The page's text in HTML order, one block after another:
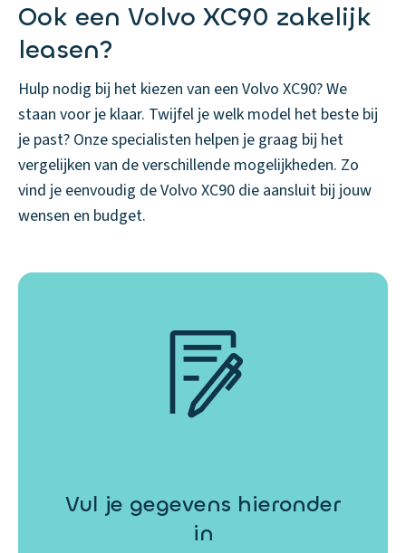
Ook een Volvo XC90 zakelijk
leasen?
Hulp nodig bij het kiezen van een Volvo XC90? We
staan voor je klaar. Twijfel je welk model het beste bij
je past? Onze specialisten helpen je graag bij het
vergelijken van de verschillende mogelijkheden. Zo
vind je eenvoudig de Volvo XC90 die aansluit bij jouw
wensen en budget.
Vul je gegevens hieronder
in